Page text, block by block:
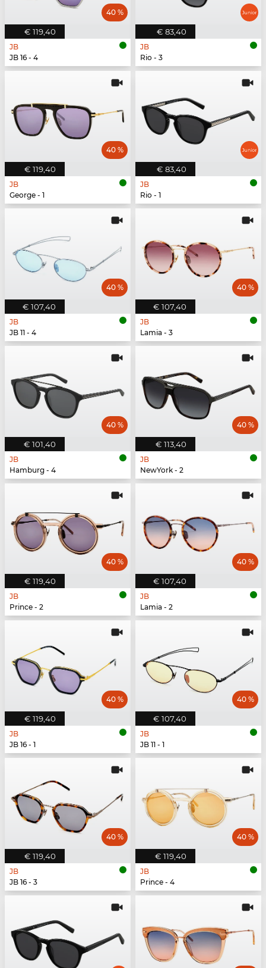
€ 119,40
40 %
JB
JB 16 - 4
€ 83,40
JB
Rio - 3
€ 119,40
40 %
JB
George - 1
€ 83,40
JB
Rio - 1
€ 107,40
40 %
JB
JB 11 - 4
€ 107,40
40 %
JB
Lamia - 3
€ 101,40
40 %
JB
Hamburg - 4
€ 113,40
40 %
JB
NewYork - 2
€ 119,40
40 %
JB
Prince - 2
€ 107,40
40 %
JB
Lamia - 2
€ 119,40
40 %
JB
JB 16 - 1
€ 107,40
40 %
JB
JB 11 - 1
€ 119,40
40 %
JB
JB 16 - 3
€ 119,40
40 %
JB
Prince - 4